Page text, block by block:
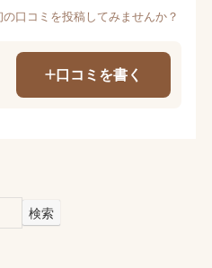
口コミを投稿してみませんか？
口コミを書く
検索